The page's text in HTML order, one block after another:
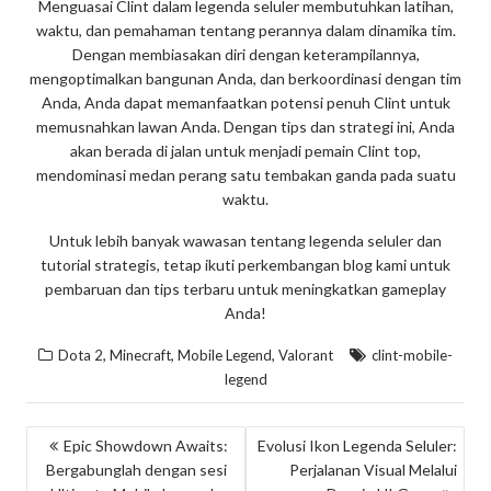
Menguasai Clint dalam legenda seluler membutuhkan latihan,
waktu, dan pemahaman tentang perannya dalam dinamika tim.
Dengan membiasakan diri dengan keterampilannya,
mengoptimalkan bangunan Anda, dan berkoordinasi dengan tim
Anda, Anda dapat memanfaatkan potensi penuh Clint untuk
memusnahkan lawan Anda. Dengan tips dan strategi ini, Anda
akan berada di jalan untuk menjadi pemain Clint top,
mendominasi medan perang satu tembakan ganda pada suatu
waktu.
Untuk lebih banyak wawasan tentang legenda seluler dan
tutorial strategis, tetap ikuti perkembangan blog kami untuk
pembaruan dan tips terbaru untuk meningkatkan gameplay
Anda!
Dota 2, Minecraft, Mobile Legend, Valorant
clint-mobile-
legend
POST
NAVIGATION
Epic Showdown Awaits:
Bergabunglah dengan sesi
Evolusi Ikon Legenda Seluler:
Perjalanan Visual Melalui